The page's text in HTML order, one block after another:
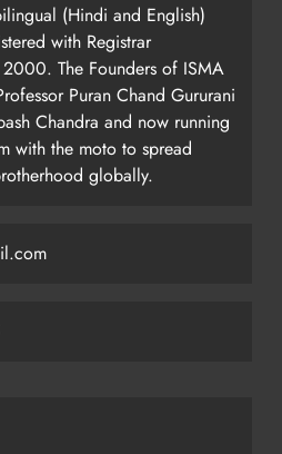
(Hindi and English)
with Registrar
The Founders of ISMA
Puran Chand Gururani
Chandra and now running
with the moto to spread
globally.